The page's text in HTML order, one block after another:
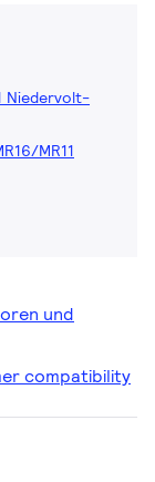
Niedervolt-
MR11
und
compatibility